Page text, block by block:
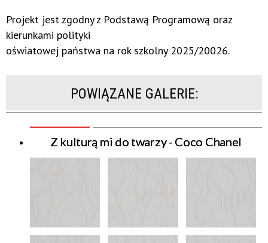
Projekt jest zgodny z Podstawą Programową oraz
kierunkami polityki
oświatowej państwa na rok szkolny 2025/20026.
POWIĄZANE GALERIE:
Z kulturą mi do twarzy - Coco Chanel